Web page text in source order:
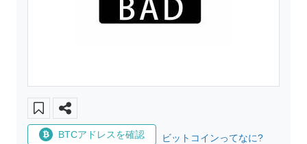
BTCアドレスを確認 ビットコインってなに?